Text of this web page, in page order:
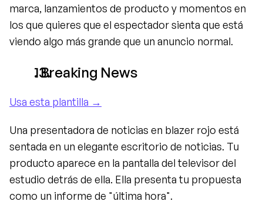
marca, lanzamientos de producto y momentos en
los que quieres que el espectador sienta que está
viendo algo más grande que un anuncio normal.
. Breaking News
Usa esta plantilla →
Una presentadora de noticias en blazer rojo está
sentada en un elegante escritorio de noticias. Tu
producto aparece en la pantalla del televisor del
estudio detrás de ella. Ella presenta tu propuesta
como un informe de "última hora".